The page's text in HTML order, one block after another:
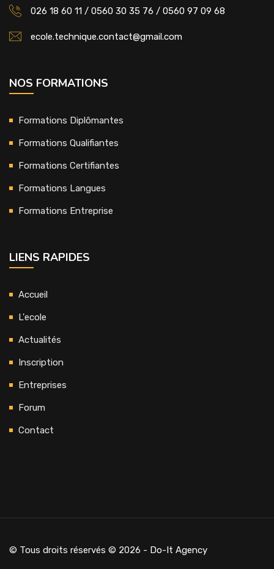
026 18 60 11 / 0560 30 35 76 / 0560 97 09 68
ecole.technique.contact@gmail.com
NOS FORMATIONS
Formations Diplômantes
Formations Qualifiantes
Formations Certifiantes
Formations Langues
Formations Entreprise
LIENS RAPIDES
Accueil
L'ecole
Actualités
Inscription
Entreprises
Forum
Contact
© Tous droits réservés © 2026 - Do-It Agency